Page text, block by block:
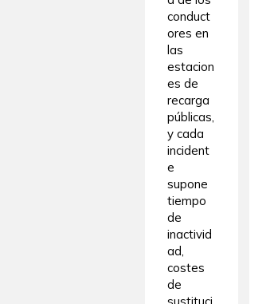
conduct
ores en
las
estacion
es de
recarga
públicas,
y cada
incident
e
supone
tiempo
de
inactivid
ad,
costes
de